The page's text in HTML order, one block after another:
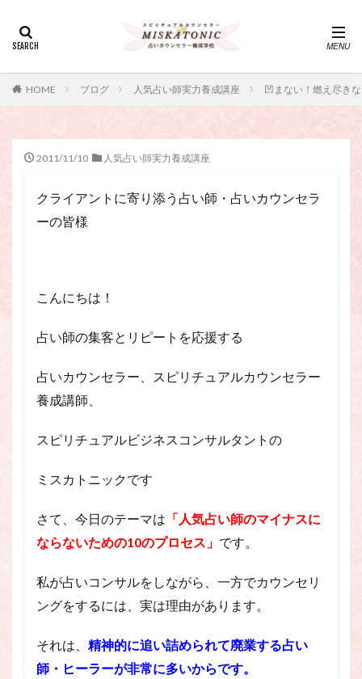
HOME ブログ 人気占い師実力養成講座 凹まない！燃え尽き
2011/11/10 人気占い師実力養成講座
クライアントに寄り添う占い師・占いカウンセラ
ーの皆様
こんにちは！
占い師の集客とリピートを応援する
占いカウンセラー、スピリチュアルカウンセラー
養成講師、
スピリチュアルビジネスコンサルタントの
ミスカトニックです
さて、今日のテーマは 「人気占い師のマイナスに
ならないための10のプロセス」 です。
私が占いコンサルをしながら、一方でカウンセリ
ングをするには、実は理由があります。
それは、 精神的に追い詰められて廃業する占い
師・ヒーラーが非常に多いからです。
ー、占い師、占い師になりたい、占い講座
引き寄せの法則
心理療法
波動の法則
神さまとのおしゃべり
占い師になりたい
スピリチュアル
スピリチュアル・カウンセラー
スピリチュアル・カウンセラーになりたい
スピリチュアル・カウンセリング
スピリチュアル、スピリチュアル・カウンセラー、スピリチュ
ング、スピリチュアル・セッション、スピリチュアル・セラピ
ー、スピリチュアルカウンセラー、スピリチュアル講座、占い
占い師になりたい、占い講座
占いカウンセリング
スピリチュアルカウンセラー
検索